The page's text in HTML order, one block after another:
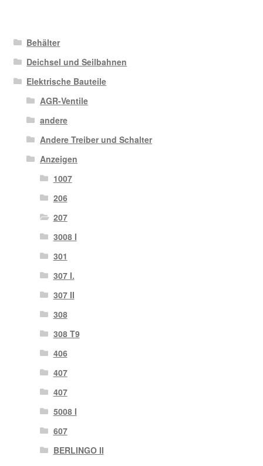
Behälter
Deichsel und Seilbahnen
Elektrische Bauteile
AGR-Ventile
andere
Andere Treiber und Schalter
Anzeigen
1007
206
207
3008 I
301
307 I.
307 II
308
308 T9
406
407
407
5008 I
607
BERLINGO II